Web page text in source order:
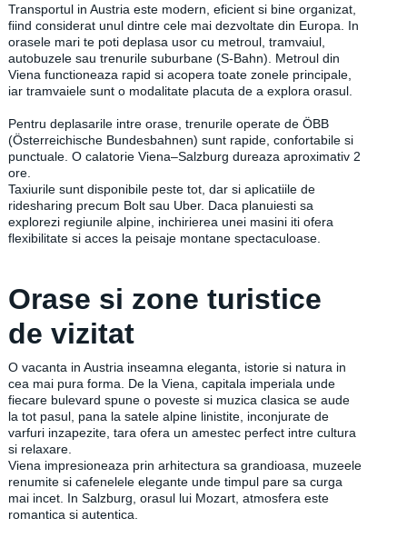
Transportul in Austria este modern, eficient si bine organizat,
fiind considerat unul dintre cele mai dezvoltate din Europa. In
orasele mari te poti deplasa usor cu metroul, tramvaiul,
autobuzele sau trenurile suburbane (S-Bahn). Metroul din
Viena functioneaza rapid si acopera toate zonele principale,
iar tramvaiele sunt o modalitate placuta de a explora orasul.
Pentru deplasarile intre orase, trenurile operate de ÖBB
(Österreichische Bundesbahnen) sunt rapide, confortabile si
punctuale. O calatorie Viena–Salzburg dureaza aproximativ 2
ore.
Taxiurile sunt disponibile peste tot, dar si aplicatiile de
ridesharing precum Bolt sau Uber. Daca planuiesti sa
explorezi regiunile alpine, inchirierea unei masini iti ofera
flexibilitate si acces la peisaje montane spectaculoase.
Orase si zone turistice
de vizitat
O vacanta in Austria inseamna eleganta, istorie si natura in
cea mai pura forma. De la Viena, capitala imperiala unde
fiecare bulevard spune o poveste si muzica clasica se aude
la tot pasul, pana la satele alpine linistite, inconjurate de
varfuri inzapezite, tara ofera un amestec perfect intre cultura
si relaxare.
Viena impresioneaza prin arhitectura sa grandioasa, muzeele
renumite si cafenelele elegante unde timpul pare sa curga
mai incet. In Salzburg, orasul lui Mozart, atmosfera este
romantica si autentica.